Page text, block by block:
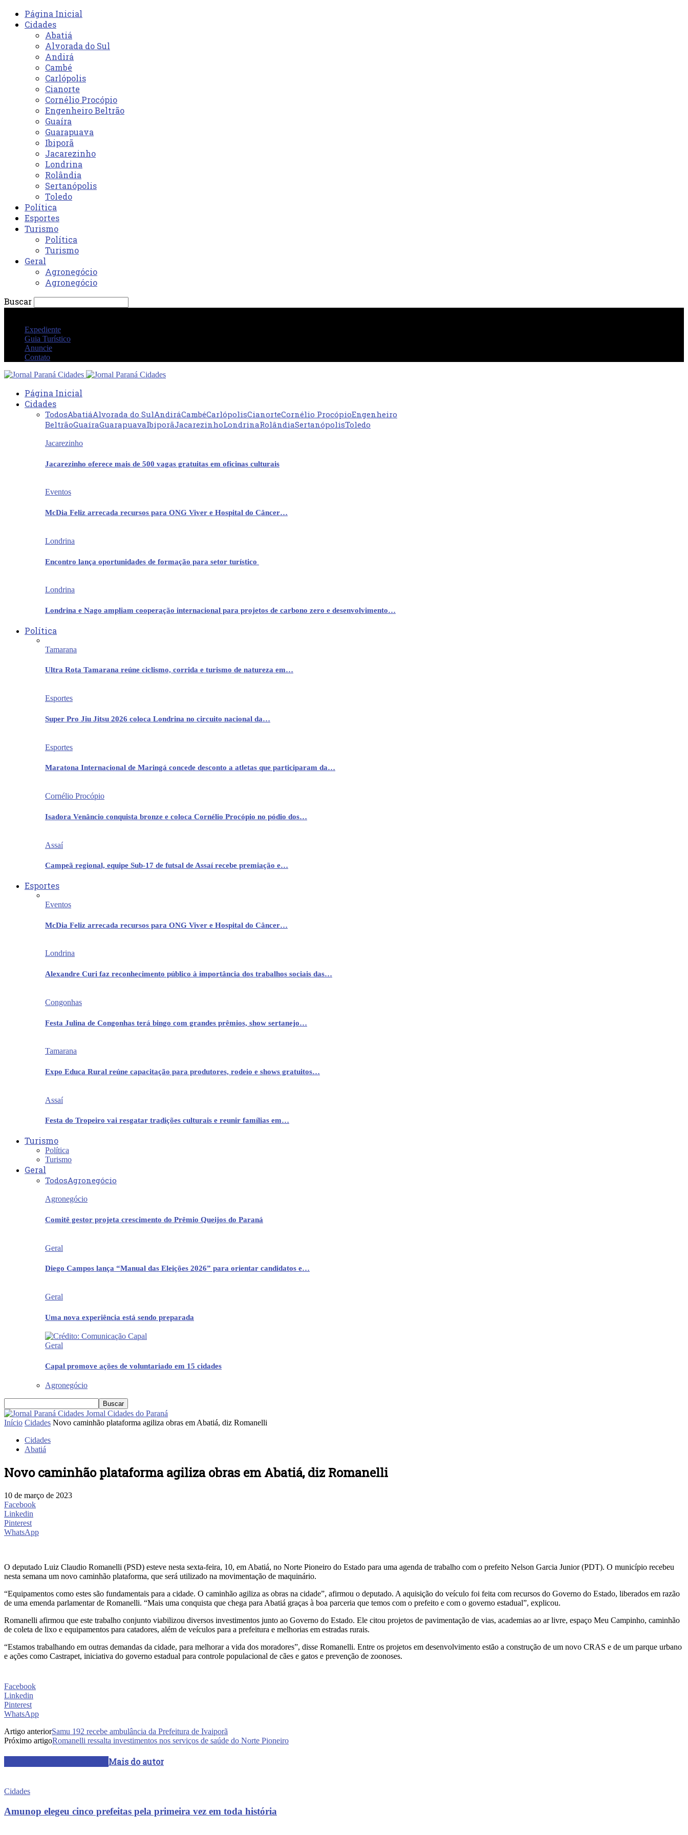
Página Inicial
Cidades
Abatiá
Alvorada do Sul
Andirá
Cambé
Carlópolis
Cianorte
Cornélio Procópio
Engenheiro Beltrão
Guaíra
Guarapuava
Ibiporã
Jacarezinho
Londrina
Rolândia
Sertanópolis
Toledo
Política
Esportes
Turismo
Política
Turismo
Geral
Agronegócio
Agronegócio
Buscar
Expediente
Guia Turístico
Anuncie
Contato
Página Inicial
Cidades
TodosAbatiáAlvorada do SulAndiráCambéCarlópolisCianorteCornélio ProcópioEngenheiro
BeltrãoGuaíraGuarapuavaIbiporãJacarezinhoLondrinaRolândiaSertanópolisToledo
Jacarezinho
Jacarezinho oferece mais de 500 vagas gratuitas em oficinas culturais
Eventos
McDia Feliz arrecada recursos para ONG Viver e Hospital do Câncer…
Londrina
Encontro lança oportunidades de formação para setor turístico
Londrina
Londrina e Nago ampliam cooperação internacional para projetos de carbono zero e desenvolvimento…
Política
Tamarana
Ultra Rota Tamarana reúne ciclismo, corrida e turismo de natureza em…
Esportes
Super Pro Jiu Jitsu 2026 coloca Londrina no circuito nacional da…
Esportes
Maratona Internacional de Maringá concede desconto a atletas que participaram da…
Cornélio Procópio
Isadora Venâncio conquista bronze e coloca Cornélio Procópio no pódio dos…
Assaí
Campeã regional, equipe Sub-17 de futsal de Assaí recebe premiação e…
Esportes
Eventos
McDia Feliz arrecada recursos para ONG Viver e Hospital do Câncer…
Londrina
Alexandre Curi faz reconhecimento público à importância dos trabalhos sociais das…
Congonhas
Festa Julina de Congonhas terá bingo com grandes prêmios, show sertanejo…
Tamarana
Expo Educa Rural reúne capacitação para produtores, rodeio e shows gratuitos…
Assaí
Festa do Tropeiro vai resgatar tradições culturais e reunir famílias em…
Turismo
Política
Turismo
Geral
TodosAgronegócio
Agronegócio
Comitê gestor projeta crescimento do Prêmio Queijos do Paraná
Geral
Diego Campos lança “Manual das Eleições 2026” para orientar candidatos e…
Geral
Uma nova experiência está sendo preparada
Geral
Capal promove ações de voluntariado em 15 cidades
Agronegócio
Jornal Cidades do Paraná
Início Cidades Novo caminhão plataforma agiliza obras em Abatiá, diz Romanelli
Cidades
Abatiá
Novo caminhão plataforma agiliza obras em Abatiá, diz Romanelli
10 de março de 2023
Facebook
Linkedin
Pinterest
WhatsApp
O deputado Luiz Claudio Romanelli (PSD) esteve nesta sexta-feira, 10, em Abatiá, no Norte Pioneiro do Estado para uma agenda de trabalho com o prefeito Nelson Garcia Junior (PDT). O município recebeu
nesta semana um novo caminhão plataforma, que será utilizado na movimentação de maquinário.
“Equipamentos como estes são fundamentais para a cidade. O caminhão agiliza as obras na cidade”, afirmou o deputado. A aquisição do veículo foi feita com recursos do Governo do Estado, liberados em razão
de uma emenda parlamentar de Romanelli. “Mais uma conquista que chega para Abatiá graças à boa parceria que temos com o prefeito e com o governo estadual”, explicou.
Romanelli afirmou que este trabalho conjunto viabilizou diversos investimentos junto ao Governo do Estado. Ele citou projetos de pavimentação de vias, academias ao ar livre, espaço Meu Campinho, caminhão
de coleta de lixo e equipamentos para catadores, além de veículos para a prefeitura e melhorias em estradas rurais.
“Estamos trabalhando em outras demandas da cidade, para melhorar a vida dos moradores”, disse Romanelli. Entre os projetos em desenvolvimento estão a construção de um novo CRAS e de um parque urbano
e ações como Castrapet, iniciativa do governo estadual para controle populacional de cães e gatos e prevenção de zoonoses.
Facebook
Linkedin
Pinterest
WhatsApp
Artigo anteriorSamu 192 recebe ambulância da Prefeitura de Ivaiporã
Próximo artigoRomanelli ressalta investimentos nos serviços de saúde do Norte Pioneiro
Mais do autor
Cidades
Amunop elegeu cinco prefeitas pela primeira vez em toda história